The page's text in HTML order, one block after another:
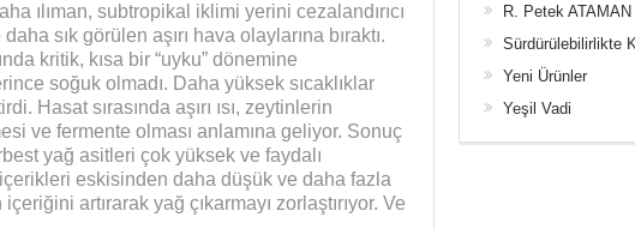
ılıman, subtropikal iklimi yerini cezalandırıcı
sık görülen aşırı hava olaylarına bıraktı.
kritik, kısa bir “uyku” dönemine
soğuk olmadı. Daha yüksek sıcaklıklar
Hasat sırasında aşırı ısı, zeytinlerin
ve fermente olması anlamına geliyor. Sonuç
yağ asitleri çok yüksek ve faydalı
eskisinden daha düşük ve daha fazla
artırarak yağ çıkarmayı zorlaştırıyor. Ve
R. Petek ATAMAN
Sürdürülebilirlikte
Yeni Ürünler
Yeşil Vadi